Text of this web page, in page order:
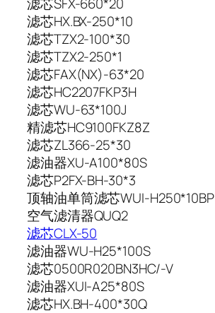
滤芯SFX-660*20
滤芯HX.BX-250*10
滤芯TZX2-100*30
滤芯TZX2-250*1
滤芯FAX(NX)-63*20
滤芯HC2207FKP3H
滤芯WU-63*100J
精滤芯HC9100FKZ8Z
滤芯ZL366-25*30
滤油器XU-A100*80S
滤芯P2FX-BH-30*3
顶轴油单筒滤芯WUI-H250*10BP
空气滤清器QUQ2
滤芯CLX-50
滤油器WU-H25*100S
滤芯0500R020BN3HC/-V
滤油器XUI-A25*80S
滤芯HX.BH-400*30Q